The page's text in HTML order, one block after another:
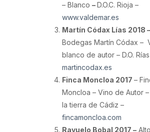
– Blanco –D.O.C. Rioja –
www.valdemar.es
Martín Códax Lías 2018 –
Bodegas Martín Códax –
blanco de autor – D.O.
martincodax.es
Finca Moncloa 2017 –
Moncloa – Vino de Autor
la tierra de Cádiz –
fincamoncloa.com
Rayuelo Bobal 2017 –